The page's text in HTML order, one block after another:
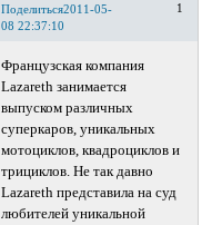
Поделиться 1
2011-05-
08 22:37:10
Французская компания
Lazareth занимается
выпуском различных
суперкаров, уникальных
мотоциклов, квадроциклов и
трициклов. Не так давно
Lazareth представила на суд
любителей уникальной